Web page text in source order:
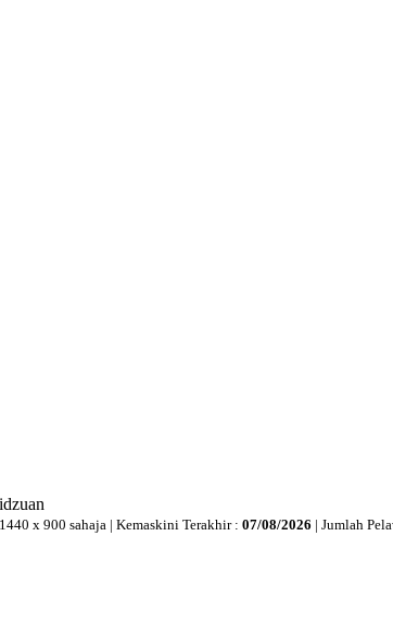
x 900 sahaja | Kemaskini Terakhir : 07/08/2026 | Jumlah